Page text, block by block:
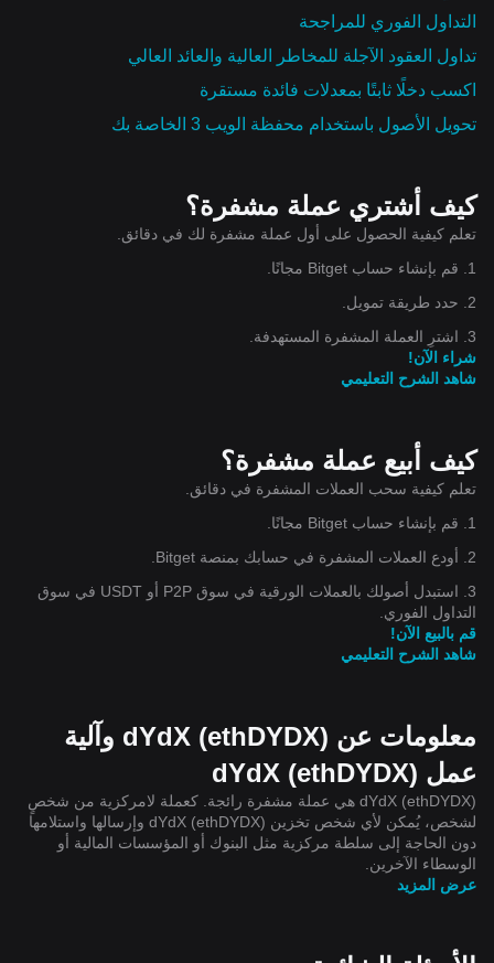
التداول الفوري للمراجحة
تداول العقود الآجلة للمخاطر العالية والعائد العالي
اكسب دخلًا ثابتًا بمعدلات فائدة مستقرة
تحويل الأصول باستخدام محفظة الويب 3 الخاصة بك
كيف أشتري عملة مشفرة؟
تعلم كيفية الحصول على أول عملة مشفرة لك في دقائق.
1. قم بإنشاء حساب Bitget مجانًا.
2. حدد طريقة تمويل.
3. اشترِ العملة المشفرة المستهدفة.
شراء الآن!
شاهد الشرح التعليمي
كيف أبيع عملة مشفرة؟
تعلم كيفية سحب العملات المشفرة في دقائق.
1. قم بإنشاء حساب Bitget مجانًا.
2. أودع العملات المشفرة في حسابك بمنصة Bitget.
3. استبدل أصولك بالعملات الورقية في سوق P2P أو USDT في سوق
التداول الفوري.
قم بالبيع الآن!
شاهد الشرح التعليمي
معلومات عن dYdX (ethDYDX) وآلية
عمل dYdX (ethDYDX)
dYdX (ethDYDX) هي عملة مشفرة رائجة. كعملة لامركزية من شخصٍ
لشخص، يُمكن لأي شخص تخزين dYdX (ethDYDX) وإرسالها واستلامها
دون الحاجة إلى سلطة مركزية مثل البنوك أو المؤسسات المالية أو
الوسطاء الآخرين.
عرض المزيد